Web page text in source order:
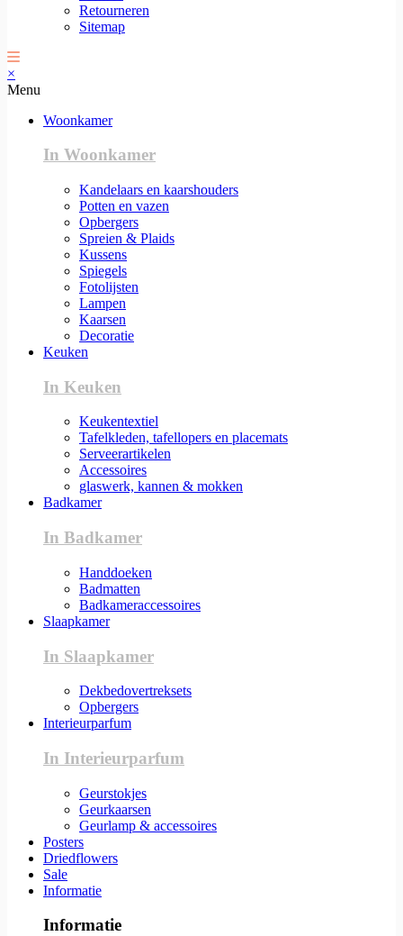
Retourneren
Sitemap
×
Menu
Woonkamer
In Woonkamer
Kandelaars en kaarshouders
Potten en vazen
Opbergers
Spreien & Plaids
Kussens
Spiegels
Fotolijsten
Lampen
Kaarsen
Decoratie
Keuken
In Keuken
Keukentextiel
Tafelkleden, tafellopers en placemats
Serveerartikelen
Accessoires
glaswerk, kannen & mokken
Badkamer
In Badkamer
Handdoeken
Badmatten
Badkameraccessoires
Slaapkamer
In Slaapkamer
Dekbedovertreksets
Opbergers
Interieurparfum
In Interieurparfum
Geurstokjes
Geurkaarsen
Geurlamp & accessoires
Posters
Driedflowers
Sale
Informatie
Informatie